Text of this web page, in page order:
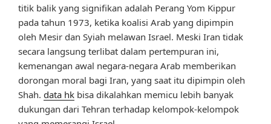
titik balik yang signifikan adalah Perang Yom Kippur
pada tahun 1973, ketika koalisi Arab yang dipimpin
oleh Mesir dan Syiah melawan Israel. Meski Iran tidak
secara langsung terlibat dalam pertempuran ini,
kemenangan awal negara-negara Arab memberikan
dorongan moral bagi Iran, yang saat itu dipimpin oleh
Shah. data hk bisa dikalahkan memicu lebih banyak
dukungan dari Tehran terhadap kelompok-kelompok